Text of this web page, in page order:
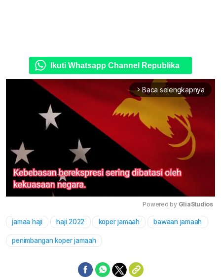
Ikuti Whatsapp Channel Republika
arrow_forward_ios Baca selengkapnya
Mute
Powered by GliaStudios
jamaa haji haji 2022 koper jamaah bawaan jamaah
penimbangan koper jamaah